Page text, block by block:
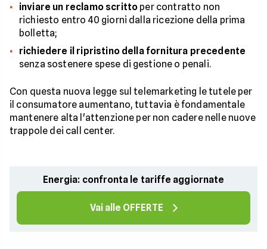
inviare un reclamo scritto per contratto non
richiesto entro 40 giorni dalla ricezione della prima
bolletta;
richiedere il ripristino della fornitura precedente
senza sostenere spese di gestione o penali.
Con questa nuova legge sul telemarketing le tutele per
il consumatore aumentano, tuttavia è fondamentale
mantenere alta l'attenzione per non cadere nelle nuove
trappole dei call center.
Energia: confronta le tariffe aggiornate
Vai alle OFFERTE